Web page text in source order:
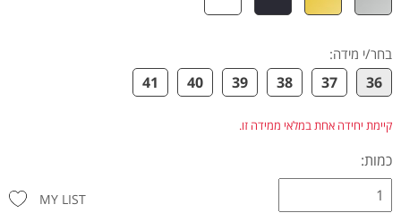
בחר/י מידה:
36
37
38
39
40
41
קיימת יחידה אחת במלאי ממידה זו.
כמות:
MY LIST